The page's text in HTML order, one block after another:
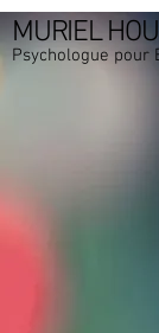
MURIEL
Psychologue pour